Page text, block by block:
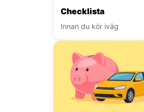
Checklista
Innan du kör iväg